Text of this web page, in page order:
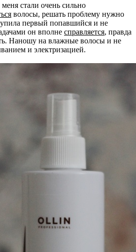
стали очень сильно
волосы, решать проблему нужно
первый попавшийся и не
он вполне справляется, правда
Наношу на влажные волосы и не
и электризацией.